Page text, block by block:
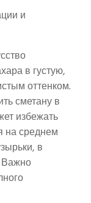
и
в густую,
оттенком.
сметану в
избежать
на среднем
в
Важно